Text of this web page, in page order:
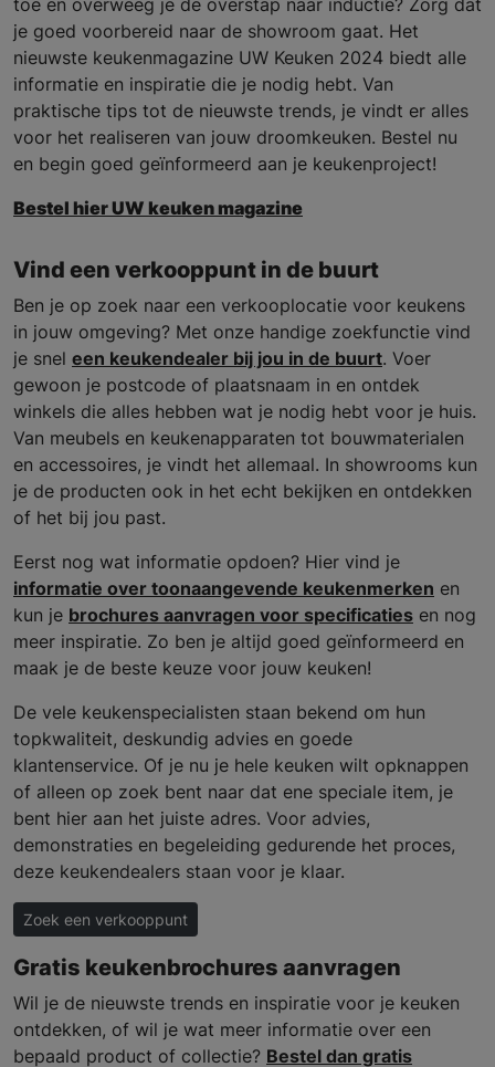
toe en overweeg je de overstap naar inductie? Zorg dat
je goed voorbereid naar de showroom gaat. Het
nieuwste keukenmagazine UW Keuken 2024 biedt alle
informatie en inspiratie die je nodig hebt. Van
praktische tips tot de nieuwste trends, je vindt er alles
voor het realiseren van jouw droomkeuken. Bestel nu
en begin goed geïnformeerd aan je keukenproject!
Bestel hier UW keuken magazine
Vind een verkooppunt in de buurt
Ben je op zoek naar een verkooplocatie voor keukens
in jouw omgeving? Met onze handige zoekfunctie vind
je snel een keukendealer bij jou in de buurt. Voer
gewoon je postcode of plaatsnaam in en ontdek
winkels die alles hebben wat je nodig hebt voor je huis.
Van meubels en keukenapparaten tot bouwmaterialen
en accessoires, je vindt het allemaal. In showrooms kun
je de producten ook in het echt bekijken en ontdekken
of het bij jou past.
Eerst nog wat informatie opdoen? Hier vind je
informatie over toonaangevende keukenmerken en
kun je brochures aanvragen voor specificaties en nog
meer inspiratie. Zo ben je altijd goed geïnformeerd en
maak je de beste keuze voor jouw keuken!
De vele keukenspecialisten staan bekend om hun
topkwaliteit, deskundig advies en goede
klantenservice. Of je nu je hele keuken wilt opknappen
of alleen op zoek bent naar dat ene speciale item, je
bent hier aan het juiste adres. Voor advies,
demonstraties en begeleiding gedurende het proces,
deze keukendealers staan voor je klaar.
Zoek een verkooppunt
Gratis keukenbrochures aanvragen
Wil je de nieuwste trends en inspiratie voor je keuken
ontdekken, of wil je wat meer informatie over een
bepaald product of collectie? Bestel dan gratis